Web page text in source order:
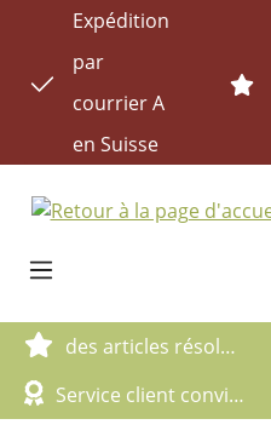
Passer au contenu principal
Expédition
par
courrier A
en Suisse
des articles résolument écologiques
Service client convivial